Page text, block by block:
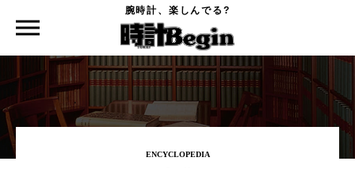
腕時計、楽しんでる?
アラームウォッチ
ENCYCLOPEDIA